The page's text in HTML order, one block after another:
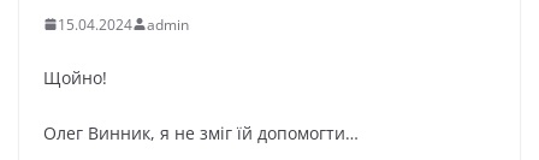
15.04.2024 admin
Щойно!
Олег Винник, я не зміг їй допомогти…